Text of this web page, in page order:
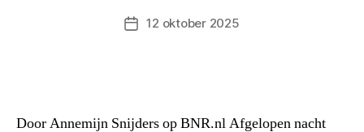
Berichtdatum
12 oktober 2025
Door Annemijn Snijders op BNR.nl Afgelopen nacht